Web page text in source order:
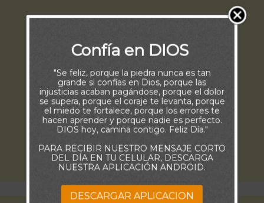
Confía en DIOS
"Se feliz, porque la piedra nunca es tan
grande si confías en Dios, porque las
injusticias acaban pagándose, porque el dolor
se supera, porque el coraje te levanta, porque
el miedo te fortalece, porque los errores te
hacen aprender y porque nadie es perfecto.
DIOS hoy, camina contigo. Feliz Día."
PARA RECIBIR NUESTRO MENSAJE CORTO
DEL DÍA EN TU CELULAR, DESCARGA
NUESTRA APLICACIÓN ANDROID.
DESCARGAR APLICACION